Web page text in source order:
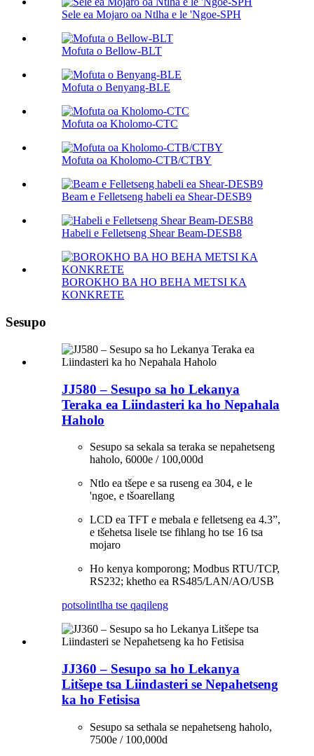
Sele ea Mojaro oa Ntlha e le 'Ngoe-SPH
Mofuta o Bellow-BLT
Mofuta o Benyang-BLE
Mofuta oa Kholomo-CTC
Mofuta oa Kholomo-CTB/CTBY
Beam e Felletseng habeli ea Shear-DESB9
Habeli e Felletseng Shear Beam-DESB8
BOROKHO BA HO BEHA METSI KA
KONKRETE
Sesupo
JJ580 – Sesupo sa ho Lekanya
Teraka ea Liindasteri ka ho Nepahala
Haholo
Sesupo sa sekala sa teraka se nepahetseng
haholo, 6000e / 100,000d
Ntlo ea tšepe e sa ruseng ea 304, e le
'ngoe, e tšoarellang
LCD ea TFT e mebala e felletseng ea 4.3”,
e tšehetsa lisele tse fihlang ho tse 16 tsa
mojaro
Ho kenya komporong; Modbus RTU/TCP,
RS232; khetho ea RS485/LAN/AO/USB
potsolintlha tse qaqileng
JJ360 – Sesupo sa ho Lekanya
Litšepe tsa Liindasteri se Nepahetseng
ka ho Fetisisa
Sesupo sa sethala se nepahetseng haholo,
7500e / 100,000d